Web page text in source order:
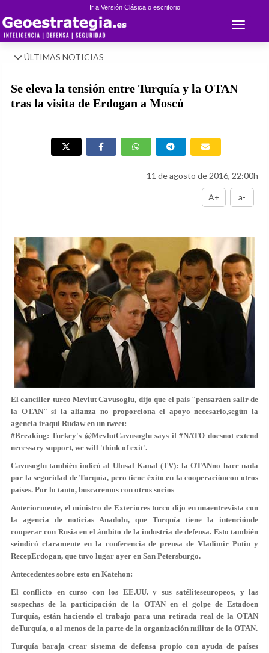
Ir a Versión Clásica o escritorio
Toggle
ÚLTIMAS NOTICIAS
Se eleva la tensión entre Turquía y la OTAN
tras la visita de Erdogan a Moscú
11 de agosto de 2016, 22:00h
A+ a-
El canciller turco Mevlut Cavusoglu, dijo que el país "pensaráen salir de
la OTAN" si la alianza no proporciona el apoyo necesario,según la
agencia iraquí Rudaw en un tweet:
#Breaking: Turkey's @MevlutCavusoglu says if #NATO doesnot extend
necessary support, we will 'think of exit'.
Cavusoglu también indicó al Ulusal Kanal (TV): la OTANno hace nada
por la seguridad de Turquía, pero tiene éxito en la cooperacióncon otros
países. Por lo tanto, buscaremos con otros socios
Anteriormente, el ministro de Exteriores turco dijo en unaentrevista con
la agencia de noticias Anadolu, que Turquía tiene la intenciónde
cooperar con Rusia en el ámbito de la industria de defensa. Esto también
seindicó claramente en la conferencia de prensa de Vladimir Putin y
RecepErdogan, que tuvo lugar ayer en San Petersburgo.
Antecedentes sobre esto en Katehon:
El conflicto en curso con los EE.UU. y sus satéliteseuropeos, y las
sospechas de la participación de la OTAN en el golpe de Estadoen
Turquía, están haciendo el trabajo para una retirada real de la OTAN
deTurquía, o al menos de la parte de la organización militar de la OTAN.
Turquía baraja crear sistema de defensa propio con ayuda de países